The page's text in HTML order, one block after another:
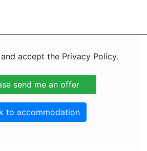
accept the Privacy Policy.
to accommodation